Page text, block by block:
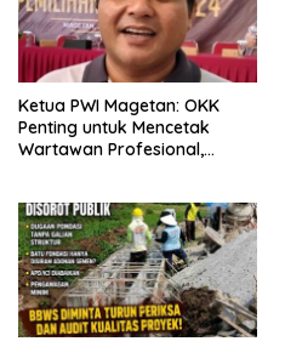
Ketua PWI Magetan: OKK
Penting untuk Mencetak
Wartawan Profesional,